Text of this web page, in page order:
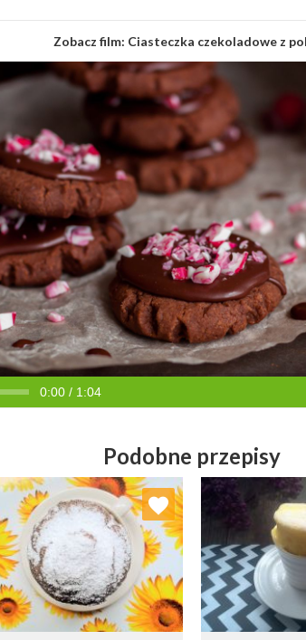
Zobacz film: Ciasteczka czekoladowe z
0:00 / 1:04
Podobne przepisy
Dodaj do ulubionych
Wybierz listę:
Dodaj